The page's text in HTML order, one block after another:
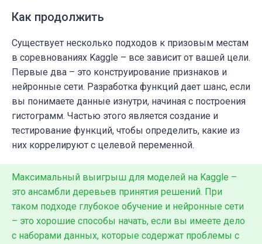
Как продолжить
Существует несколько подходов к призовым местам
в соревнованиях Kaggle – все зависит от вашей цели.
Первые два – это конструирование признаков и
нейронные сети. Разработка функций дает шанс, если
вы понимаете данные изнутри, начиная с построения
гистограмм. Частью этого является создание и
тестирование функций, чтобы определить, какие из
них коррелируют с целевой переменной.
Максимальный выигрыш для моделей на Kaggle –
это ансамбли деревьев принятия решений. При
таком подходе глубокое обучение и нейронные сети
– это хорошие способы начать, если вы имеете дело
с наборами данных, которые содержат проблемы с